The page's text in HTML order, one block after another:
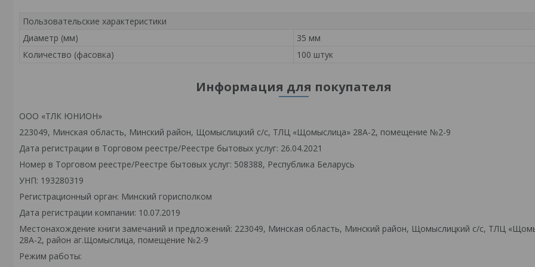
Пользовательские характеристики
Диаметр (мм)
35 мм
Количество (фасовка)
100 штук
Информация для покупателя
ООО «ТЛК ЮНИОН»
223049, Минская область, Минский район, Щомыслицкий с/с, ТЛЦ «Щомыслица» 28А-2, помещение №2-9
Дата регистрации в Торговом реестре/Реестре бытовых услуг: 26.04.2021
Номер в Торговом реестре/Реестре бытовых услуг: 508388, Республика Беларусь
УНП: 193280319
Регистрационный орган: Минский горисполком
Дата регистрации компании: 10.07.2019
Местонахождение книги замечаний и предложений: 223049, Минская область, Минский район, Щомыслицкий с/с, ТЛЦ
28А-2, район аг.Щомыслица, помещение №2-9
Режим работы: